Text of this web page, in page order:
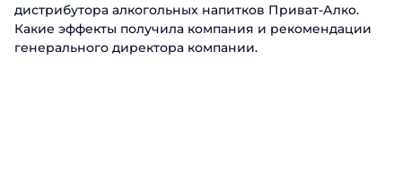
дистрибутора алкогольных напитков Приват-Алко.
Какие эффекты получила компания и рекомендации
генерального директора компании.